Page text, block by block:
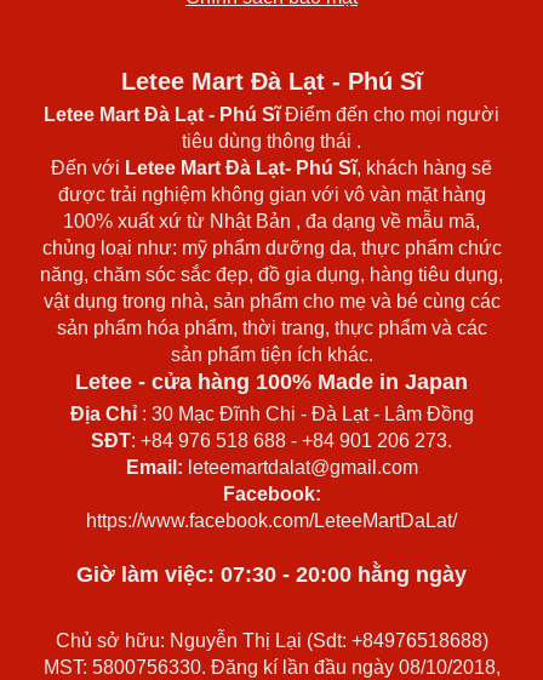
Letee Mart Đà Lạt - Phú Sĩ
Letee Mart Đà Lạt - Phú SĩĐiểm đến cho mọi người
tiêu dùng thông thái .
Đến với Letee Mart Đà Lạt- Phú Sĩ, khách hàng sẽ
được trải nghiệm không gian với vô vàn mặt hàng
100% xuất xứ từ Nhật Bản , đa dạng về mẫu mã,
chủng loại như: mỹ phẩm dưỡng da, thực phẩm chức
năng, chăm sóc sắc đẹp, đồ gia dụng, hàng tiêu dụng,
vật dụng trong nhà, sản phẩm cho mẹ và bé cùng các
sản phẩm hóa phẩm, thời trang, thực phẩm và các
sản phẩm tiện ích khác.
Letee - cửa hàng 100% Made in Japan
Địa Chỉ: 30 Mạc Đĩnh Chi - Đà Lạt - Lâm Đồng
SĐT: +84 976 518 688 - +84 901 206 273.
Email: leteemartdalat@gmail.com
Facebook:
https://www.facebook.com/LeteeMartDaLat/
Giờ làm việc: 07:30 - 20:00 hằng ngày
Chủ sở hữu: Nguyễn Thị Lại (Sdt: +84976518688)
MST: 5800756330. Đăng kí lần đầu ngày 08/10/2018,